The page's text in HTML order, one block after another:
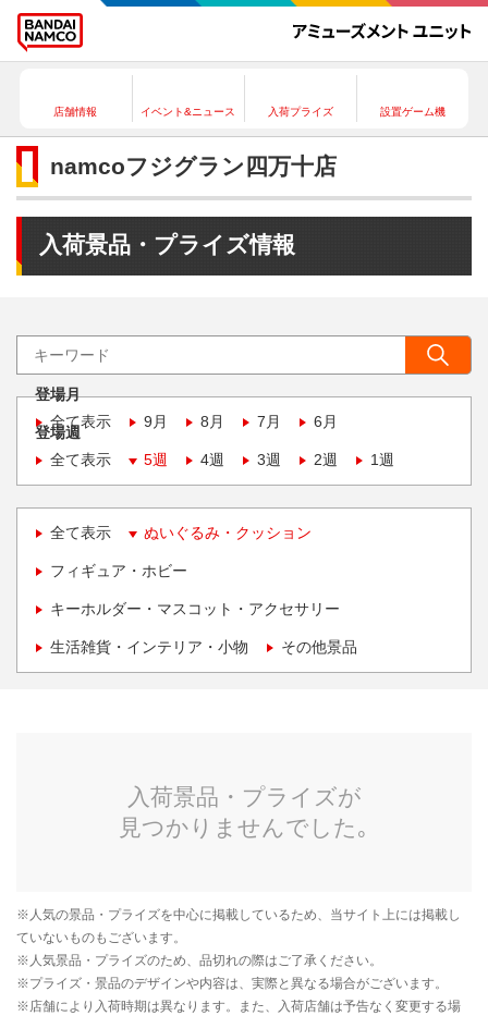
店舗情報 イベント&ニュース 入荷プライズ 設置ゲーム機
namcoフジグラン四万十店
入荷景品・プライズ情報
登場月
全て表示
9月 8月 7月 6月
登場週
全て表示
5週 4週 3週 2週 1週
全て表示 ぬいぐるみ・クッション
フィギュア・ホビー
キーホルダー・マスコット・アクセサリー
生活雑貨・インテリア・小物 その他景品